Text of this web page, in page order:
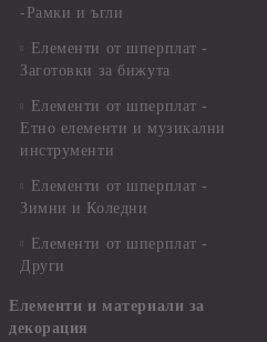
-Рамки и ъгли
Елементи от шперплат -
Заготовки за бижута
Елементи от шперплат -
Етно елементи и музикални
инструменти
Елементи от шперплат -
Зимни и Коледни
Елементи от шперплат -
Други
Елементи и материали за
декорация